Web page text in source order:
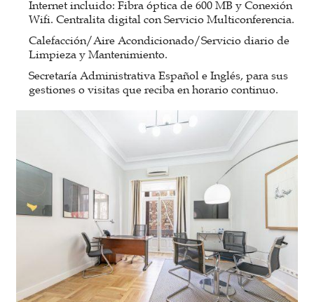
Internet incluido: Fibra óptica de 600 MB y Conexión
Wifi. Centralita digital con Servicio Multiconferencia.
Calefacción/Aire Acondicionado/Servicio diario de
Limpieza y Mantenimiento.
Secretaría Administrativa Español e Inglés, para sus
gestiones o visitas que reciba en horario continuo.